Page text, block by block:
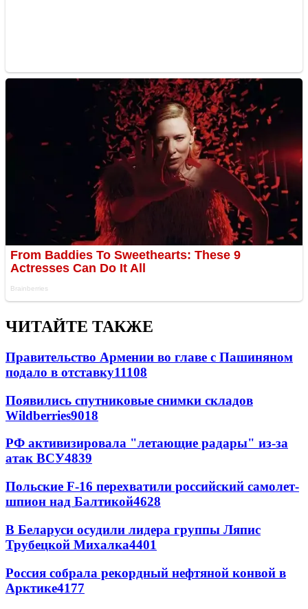
ЧИТАЙТЕ ТАКЖЕ
Правительство Армении во главе с Пашиняном
подало в отставку11108
Появились спутниковые снимки складов
Wildberries9018
РФ активизировала "летающие радары" из-за
атак ВСУ4839
Польские F-16 перехватили российский самолет-
шпион над Балтикой4628
В Беларуси осудили лидера группы Ляпис
Трубецкой Михалка4401
Россия собрала рекордный нефтяной конвой в
Арктике4177